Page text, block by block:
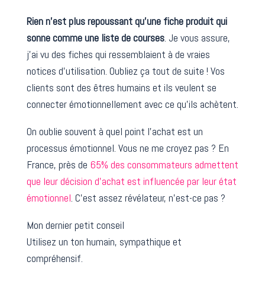
Rien n’est plus repoussant qu’une fiche produit qui
sonne comme une liste de courses. Je vous assure,
j’ai vu des fiches qui ressemblaient à de vraies
notices d’utilisation. Oubliez ça tout de suite ! Vos
clients sont des êtres humains et ils veulent se
connecter émotionnellement avec ce qu’ils achètent.
On oublie souvent à quel point l’achat est un
processus émotionnel. Vous ne me croyez pas ? En
France, près de 65% des consommateurs admettent
que leur décision d’achat est influencée par leur état
émotionnel . C’est assez révélateur, n’est-ce pas ?
Mon dernier petit conseil
Utilisez un ton humain, sympathique et
compréhensif.